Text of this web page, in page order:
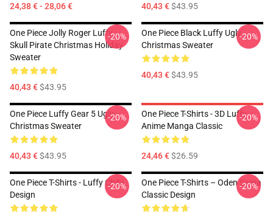
24,38 € - 28,06 € 40,43 €$43.95
One Piece Jolly Roger Luffy
Skull Pirate Christmas Holiday
Sweater
40,43 €$43.95
-20%
One Piece Black Luffy Ugly
Christmas Sweater
40,43 €$43.95
-20%
One Piece Luffy Gear 5 Ugly
Christmas Sweater
40,43 €$43.95
-20%
One Piece T-Shirts - 3D Luffy
Anime Manga Classic
24,46 €$26.59
-20%
One Piece T-Shirts - Luffy Chibi
Design
-20%
One Piece T-Shirts – Oden Sama
Classic Design
-20%